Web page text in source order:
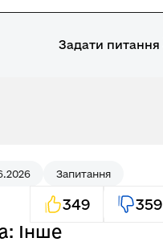
Задати питання
Запитання
349 359
Інше